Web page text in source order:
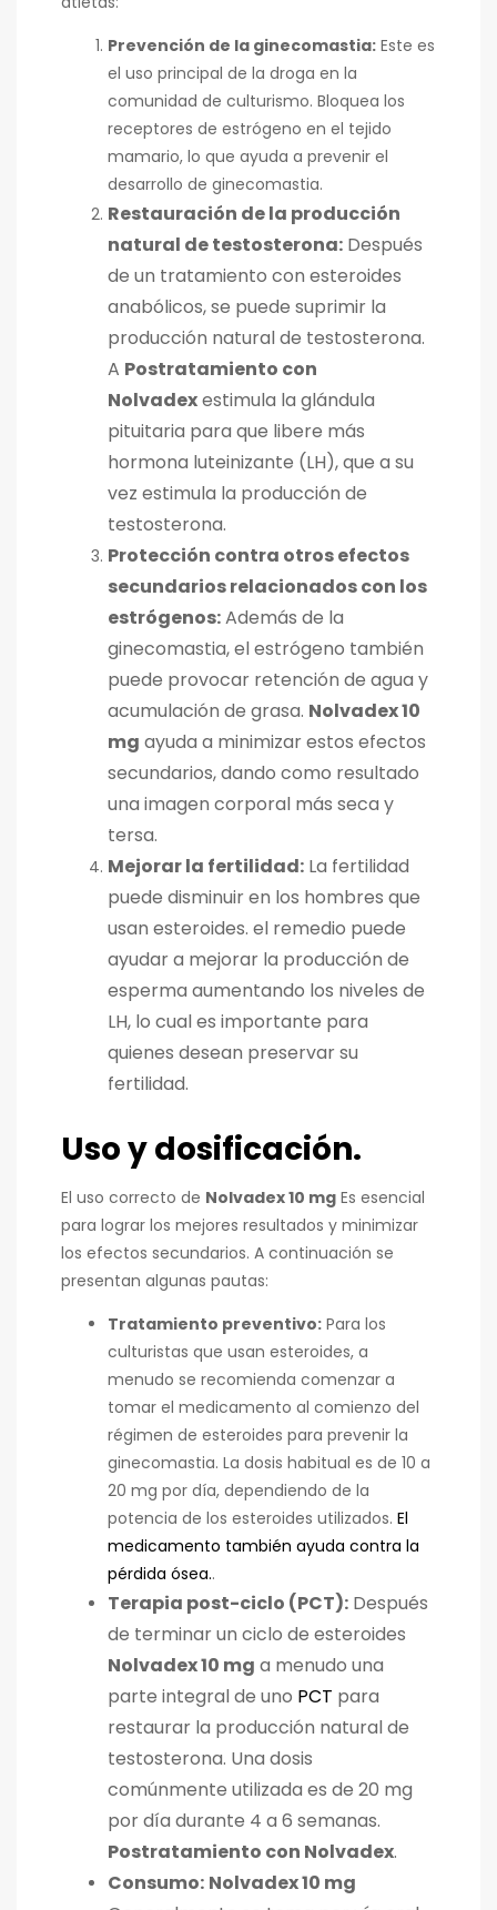
Prevención de la ginecomastia: Este es
el uso principal de la droga en la
comunidad de culturismo. Bloquea los
receptores de estrógeno en el tejido
mamario, lo que ayuda a prevenir el
desarrollo de ginecomastia.
Restauración de la producción
natural de testosterona: Después
de un tratamiento con esteroides
anabólicos, se puede suprimir la
producción natural de testosterona.
A Postratamiento con
Nolvadexestimula la glándula
pituitaria para que libere más
hormona luteinizante (LH), que a su
vez estimula la producción de
testosterona.
Protección contra otros efectos
secundarios relacionados con los
estrógenos:Además de la
ginecomastia, el estrógeno también
puede provocar retención de agua y
acumulación de grasa. Nolvadex 10
mg ayuda a minimizar estos efectos
secundarios, dando como resultado
una imagen corporal más seca y
tersa.
Mejorar la fertilidad: La fertilidad
puede disminuir en los hombres que
usan esteroides. el remedio puede
ayudar a mejorar la producción de
esperma aumentando los niveles de
LH, lo cual es importante para
quienes desean preservar su
fertilidad.
Uso y dosificación.
El uso correcto de Nolvadex 10 mg Es esencial
para lograr los mejores resultados y minimizar
los efectos secundarios. A continuación se
presentan algunas pautas:
Tratamiento preventivo: Para los
culturistas que usan esteroides, a
menudo se recomienda comenzar a
tomar el medicamento al comienzo del
régimen de esteroides para prevenir la
ginecomastia. La dosis habitual es de 10 a
20 mg por día, dependiendo de la
potencia de los esteroides utilizados. El
medicamento también ayuda contra la
pérdida ósea..
Terapia post-ciclo (PCT): Después
de terminar un ciclo de esteroides
Nolvadex 10 mg a menudo una
parte integral de uno PCT para
restaurar la producción natural de
testosterona. Una dosis
comúnmente utilizada es de 20 mg
por día durante 4 a 6 semanas.
Postratamiento con Nolvadex.
Consumo: Nolvadex 10 mg